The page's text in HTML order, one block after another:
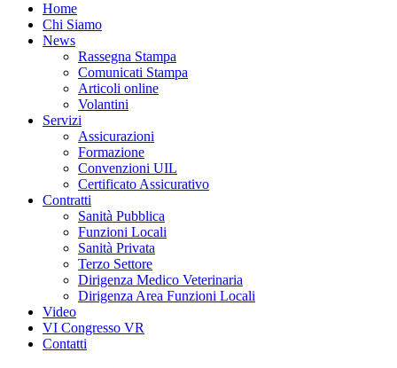
Home
Chi Siamo
News
Rassegna Stampa
Comunicati Stampa
Articoli online
Volantini
Servizi
Assicurazioni
Formazione
Convenzioni UIL
Certificato Assicurativo
Contratti
Sanità Pubblica
Funzioni Locali
Sanità Privata
Terzo Settore
Dirigenza Medico Veterinaria
Dirigenza Area Funzioni Locali
Video
VI Congresso VR
Contatti